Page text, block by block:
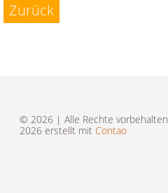
Zurück
© 2026 | Alle Rechte vorbehalten
2026 erstellt mit Contao